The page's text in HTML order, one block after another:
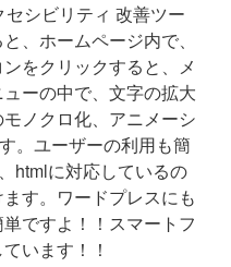
シビリティ 改善ツー
、ホームページ内で、
をクリックすると、メ
ーの中で、文字の拡大
ノクロ化、アニメーシ
。ユーザーの利用も簡
htmlに対応しているの
す。ワードプレスにも
ですよ！！スマートフ
います！！